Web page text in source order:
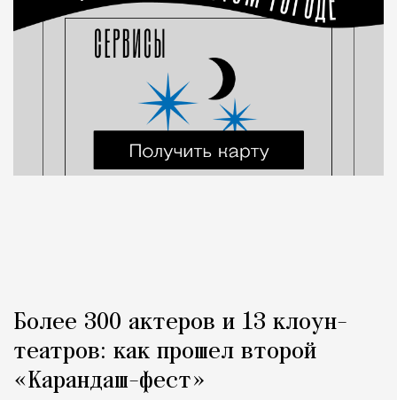
Более 300 актеров и 13 клоун-
театров: как прошел второй
«Карандаш-фест»